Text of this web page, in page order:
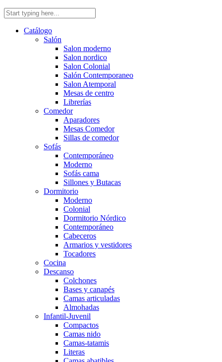
Catálogo
Salón
Salon moderno
Salon nordico
Salon Colonial
Salón Contemporaneo
Salon Atemporal
Mesas de centro
Librerías
Comedor
Aparadores
Mesas Comedor
Sillas de comedor
Sofás
Contemporáneo
Moderno
Sofás cama
Sillones y Butacas
Dormitorio
Moderno
Colonial
Dormitorio Nórdico
Contemporáneo
Cabeceros
Armarios y vestidores
Tocadores
Cocina
Descanso
Colchones
Bases y canapés
Camas articuladas
Almohadas
Infantil-Juvenil
Compactos
Camas nido
Camas-tatamis
Literas